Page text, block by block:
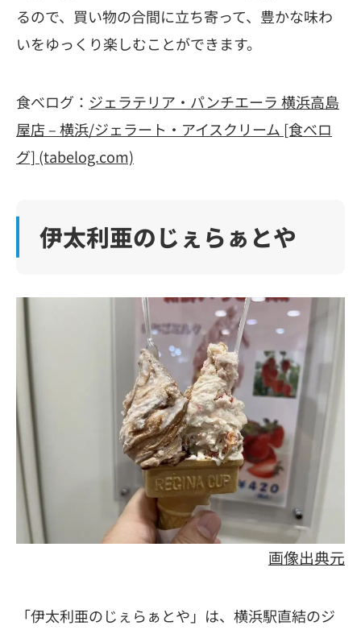
るので、買い物の合間に立ち寄って、豊かな味わ
いをゆっくり楽しむことができます。
食べログ： ジェラテリア・パンチエーラ 横浜高島
屋店 – 横浜/ジェラート・アイスクリーム [食べロ
グ] (tabelog.com)
伊太利亜のじぇらぁとや
画像出典元
「伊太利亜のじぇらぁとや」は、横浜駅直結のジ